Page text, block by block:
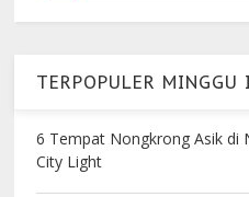
TERPOPULER MINGGU
6 Tempat Nongkrong Asik di
City Light